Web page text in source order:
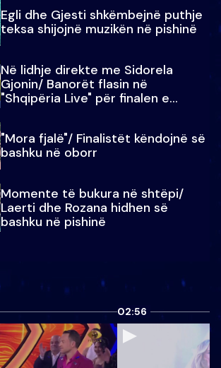
Egli dhe Gjesti shkëmbejnë puthje
teksa shijojnë muzikën në pishinë
Në lidhje direkte me Sidorela
Gjonin/ Banorët flasin në
"Shqipëria Live" për finalen e
"Mora fjalë"/ Finalistët këndojnë së
bashku në oborr
Momente të bukura në shtëpi/
Laerti dhe Rozana hidhen së
bashku në pishinë
02:56